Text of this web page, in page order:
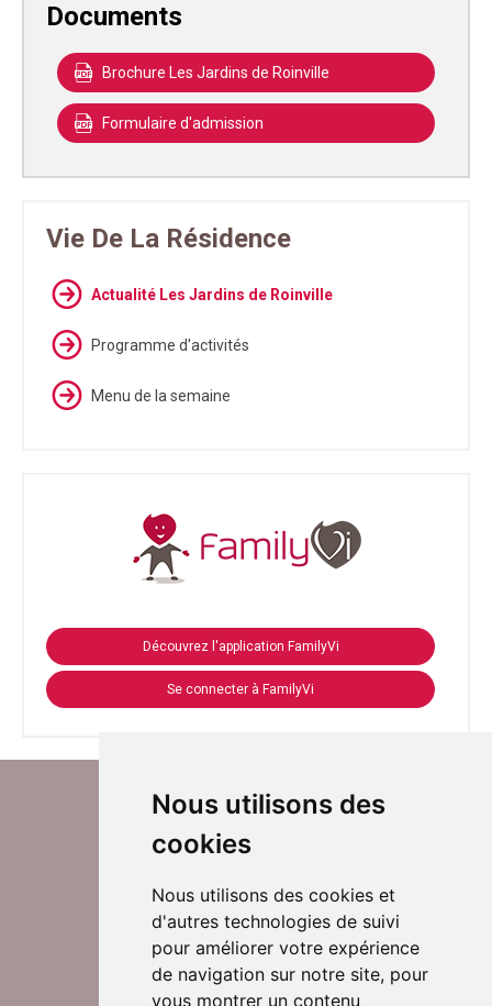
Nous utilisons des
cookies
Nous utilisons des cookies et
d'autres technologies de suivi
pour améliorer votre expérience
de navigation sur notre site, pour
vous montrer un contenu
Documents
Brochure Les Jardins de Roinville
Formulaire d'admission
Vie De La Résidence
Actualité Les Jardins de Roinville
Programme d'activités
Menu de la semaine
Découvrez l'application FamilyVi
Se connecter à FamilyVi
Suivez-nous sur Twitter